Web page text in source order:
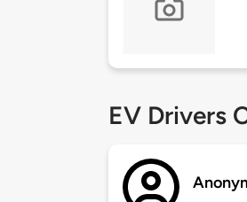
EV Drivers